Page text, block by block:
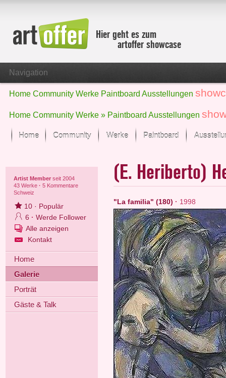
Hier geht es zum
artoffer showcase
Navigation
Home Community Werke Paintboard Ausstellungen
Home Community Werke » Paintboard Ausstellungen
Home Community Werke
Der letzte Monat im Fokus
Alle Fokus-Werke
Fokus-Werke
Neue Werke – Auswahl
Alle neuen Werke
Paintboard
Artist Memberseit 2004
43 Werke · 5 Kommentare
Schweiz
10· Populär
6 · Werde Follower
Alle anzeigen
Kontakt
Home
Galerie
Porträt
Gäste & Talk
(E. Heriberto)
"La familia" (180) · 1998